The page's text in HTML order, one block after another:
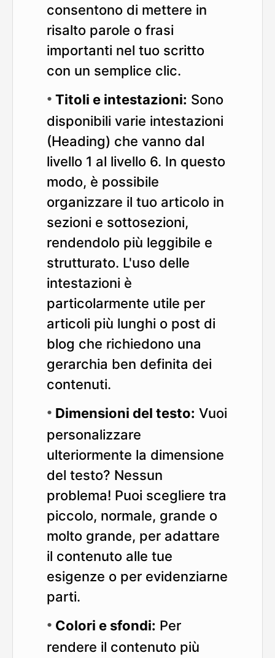
consentono di mettere in
risalto parole o frasi
importanti nel tuo scritto
con un semplice clic.
Titoli e intestazioni: Sono
disponibili varie intestazioni
(Heading) che vanno dal
livello 1 al livello 6. In questo
modo, è possibile
organizzare il tuo articolo in
sezioni e sottosezioni,
rendendolo più leggibile e
strutturato. L'uso delle
intestazioni è
particolarmente utile per
articoli più lunghi o post di
blog che richiedono una
gerarchia ben definita dei
contenuti.
Dimensioni del testo: Vuoi
personalizzare
ulteriormente la dimensione
del testo? Nessun
problema! Puoi scegliere tra
piccolo, normale, grande o
molto grande, per adattare
il contenuto alle tue
esigenze o per evidenziarne
parti.
Colori e sfondi: Per
rendere il contenuto più